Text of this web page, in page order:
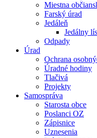
Miestna
Farský úrad
Jedáleň
Jedálny
Odpady
Úrad
Ochrana
Úradné hodiny
Tlačivá
Projekty
Samospráva
Starosta obce
Poslanci OZ
Zápisnice
Uznesenia